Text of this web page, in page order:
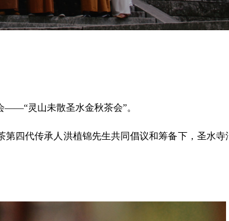
——“灵山未散圣水金秋茶会”。
四代传承人洪植锦先生共同倡议和筹备下，圣水寺